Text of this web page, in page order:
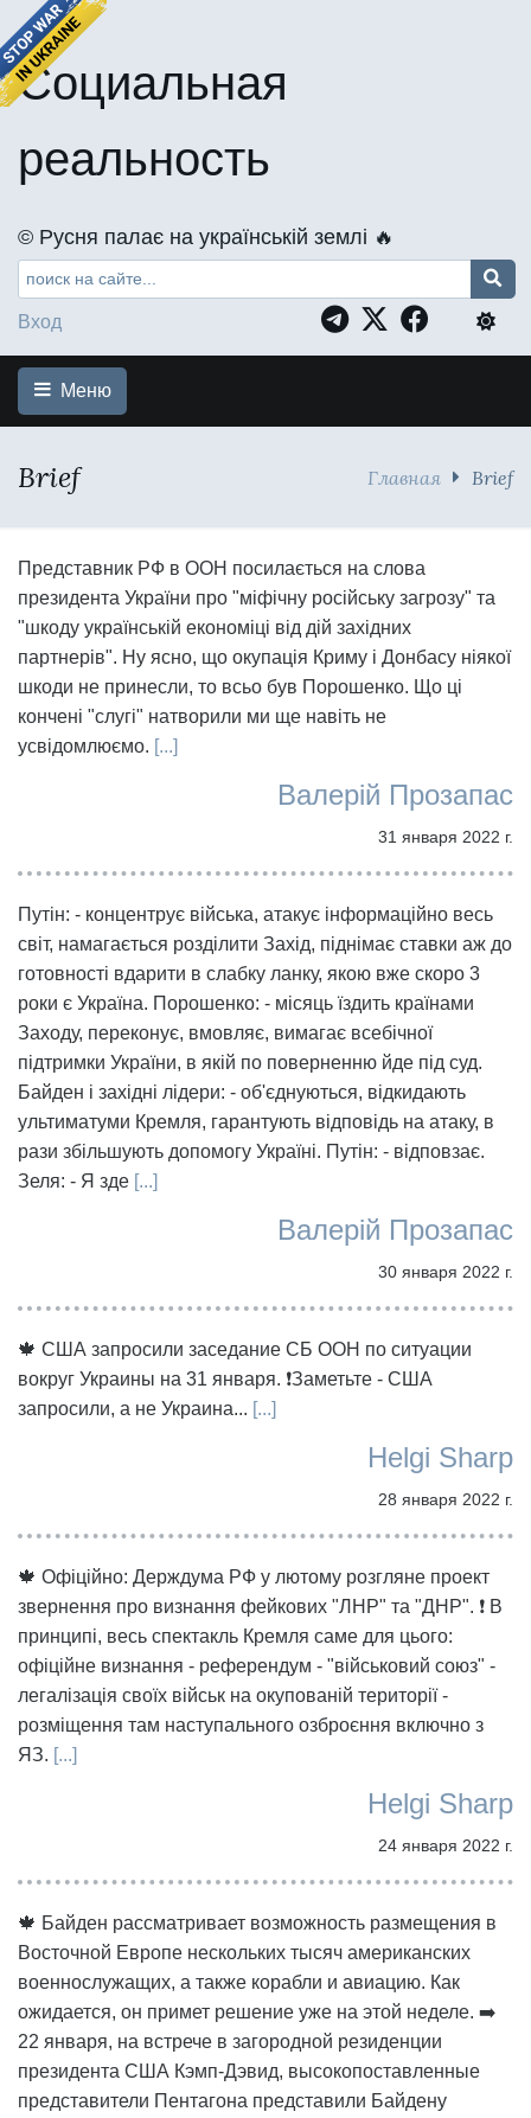
Социальная
реальность
©️ Русня палає на українській землі 🔥
Вход
Меню
Brief Главная Brief
Представник РФ в ООН посилається на слова
президента України про "міфічну російську загрозу" та
"шкоду українській економіці від дій західних
партнерів". Ну ясно, що окупація Криму і Донбасу ніякої
шкоди не принесли, то всьо був Порошенко. Що ці
кончені "слугі" натворили ми ще навіть не
усвідомлюємо. [...]
Валерій Прозапас
31 января 2022 г.
Путін: - концентрує війська, атакує інформаційно весь
світ, намагається розділити Захід, піднімає ставки аж до
готовності вдарити в слабку ланку, якою вже скоро 3
роки є Україна. Порошенко: - місяць їздить країнами
Заходу, переконує, вмовляє, вимагає всебічної
підтримки України, в якій по поверненню йде під суд.
Байден і західні лідери: - об'єднуються, відкидають
ультиматуми Кремля, гарантують відповідь на атаку, в
рази збільшують допомогу Україні. Путін: - відповзає.
Зеля: - Я зде [...]
Валерій Прозапас
30 января 2022 г.
🍁 США запросили заседание СБ ООН по ситуации
вокруг Украины на 31 января. ❗️Заметьте - США
запросили, а не Украина... [...]
Helgi Sharp
28 января 2022 г.
🍁 Офіційно: Держдума РФ у лютому розгляне проект
звернення про визнання фейкових "ЛНР" та "ДНР". ❗️ В
принципі, весь спектакль Кремля саме для цього:
офіційне визнання - референдум - "військовий союз" -
легалізація своїх військ на окупованій території -
розміщення там наступального озброєння включно з
ЯЗ. [...]
Helgi Sharp
24 января 2022 г.
🍁 Байден рассматривает возможность размещения в
Восточной Европе нескольких тысяч американских
военнослужащих, а также корабли и авиацию. Как
ожидается, он примет решение уже на этой неделе. ➡️
22 января, на встрече в загородной резиденции
президента США Кэмп-Дэвид, высокопоставленные
представители Пентагона представили Байдену